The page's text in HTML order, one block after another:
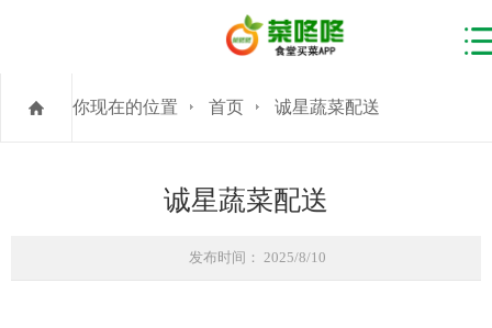
你现在的位置 首页 诚星蔬菜配送
诚星蔬菜配送
发布时间： 2025/8/10